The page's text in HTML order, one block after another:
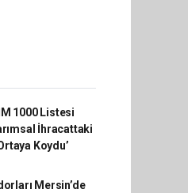
1000 Listesi
İhracattaki
Koydu’
Mersin’de